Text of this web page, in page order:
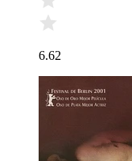
6.62